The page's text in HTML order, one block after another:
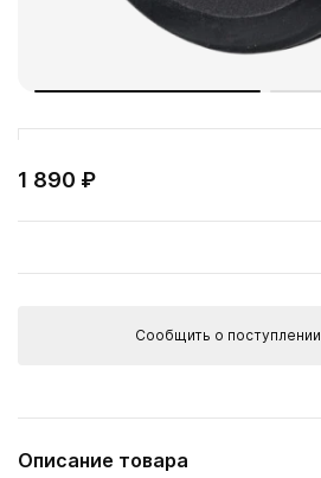
1 890 ₽
Сообщить о поступлении
Описание товара